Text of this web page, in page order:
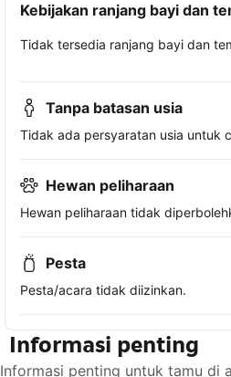
Kebijakan ranjang bayi dan
Tidak tersedia ranjang bayi dan
Tanpa batasan usia
Tidak ada persyaratan usia untuk
Hewan peliharaan
Hewan peliharaan tidak
Pesta
Pesta/acara tidak diizinkan.
Informasi penting
Informasi penting untuk tamu di